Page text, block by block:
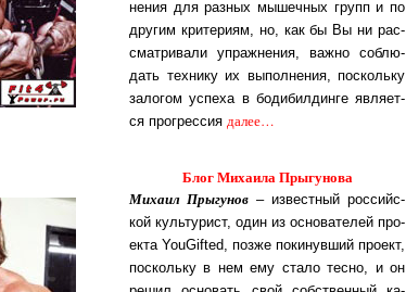
не­ния для раз­ных мы­шеч­ных групп и по
дру­гим кри­те­ри­ям, но, как бы Вы ни рас­
смат­ри­ва­ли уп­раж­не­ния, важ­но соб­лю­
дать тех­ни­ку их вы­пол­не­ния, по­с­коль­ку
за­ло­гом ус­пе­ха в бо­ди­бил­дин­ге яв­ля­ет­
ся про­г­рес­сия далее…
Блог Михаила Прыгунова
Михаил Прыгунов – из­вест­ный рос­сий­с­
кой куль­ту­рист, один из ос­но­ва­те­лей про­
ек­та You­Gif­ted, поз­же по­ки­нув­ший про­ект,
по­с­коль­ку в нем ему ста­ло тес­но, и он